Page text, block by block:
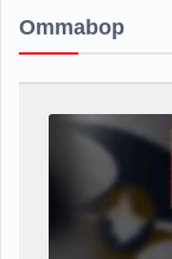
Ommabop